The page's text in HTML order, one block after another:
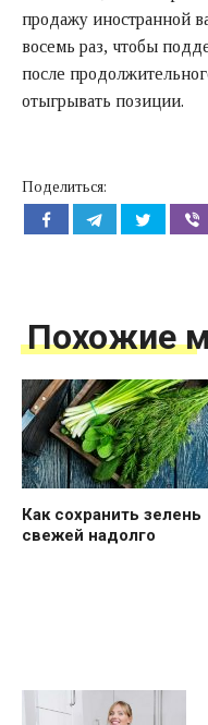
продажу иностранной
восемь раз, чтобы
после
отыгрывать позиции.
Поделиться:
Похожие
Как сохранить зелень
свежей надолго